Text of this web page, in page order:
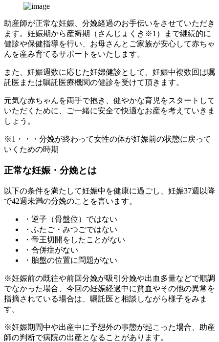
助産師が正常な妊娠、分娩経過のお手伝いをさせていただき
ます。妊娠期から産褥期（さんじょくき※1）まで継続的に
健診や保健指導を行い、お母さんとご家族が安心して赤ちゃ
んを産み育てるサポートをいたします。
また、妊娠週数に応じた妊婦健診として、妊娠中複数回は嘱
託医または嘱託医療機関の健診を受けて頂きます。
元気な赤ちゃんを両手で抱き、健やかな育児をスタートして
いただくために、ご一緒に安全で快適なお産を考えていきま
しょう。
※1・・・分娩が終わって女性の体が妊娠前の状態に戻って
いくための時期
正常な妊娠・分娩とは
以下の条件を満たして妊娠中を健康に過ごし、妊娠37週以降
で42週未満の分娩のことを言います。
・逆子（骨盤位）ではない
・ふたご・みつごではない
・帝王切開をしたことがない
・合併症がない
・胎盤の位置に問題がない
※妊娠前の既往や前回分娩が吸引分娩や出血多量などで順調
でなかった場合、今回の妊娠経過中に貧血やその他の異常を
指摘されている場合は、嘱託医と相談しながら様子をみま
す。
※妊娠期間中や出産中に予想外の事態が起こった場合、助産
師の判断で病院の出産となることがあります。